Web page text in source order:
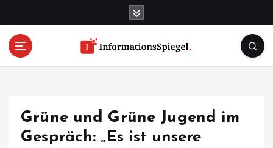
Grüne und Grüne Jugend im
Gespräch: „Es ist unsere